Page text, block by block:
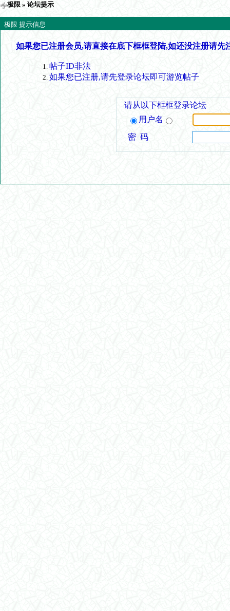
极限 » 论坛提示
极限 提示信息
如果您已注册会员,请直接在底下框框登陆,如还没注册请先
帖子ID非法
如果您已注册,请先登录论坛即可游览帖子
请从以下框框登录论坛
用户名
密 码